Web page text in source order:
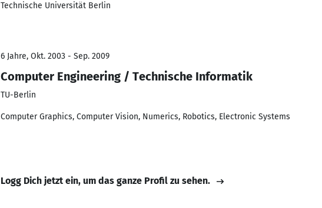
Technische Universität Berlin
6 Jahre, Okt. 2003 - Sep. 2009
Computer Engineering / Technische Informatik
TU-Berlin
Computer Graphics, Computer Vision, Numerics, Robotics, Electronic Systems
Logg Dich jetzt ein, um das ganze Profil zu sehen.